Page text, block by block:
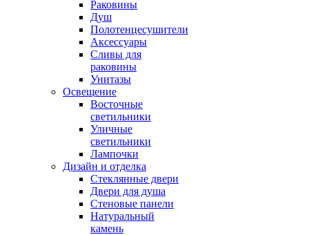
Раковины
Душ
Полотенцесушители
Аксессуары
Сливы для
раковины
Унитазы
Освещение
Восточные
светильники
Уличные
светильники
Лампочки
Дизайн и отделка
Стеклянные двери
Двери для душа
Стеновые панели
Натуральный
камень